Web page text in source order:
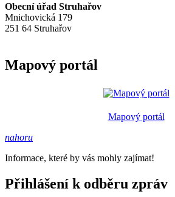
Obecní úřad Struhařov
Mnichovická 179
251 64 Struhařov
Mapový portál
Mapový portál
nahoru
Informace, které by vás mohly zajímat!
Přihlášení k odběru zpráv